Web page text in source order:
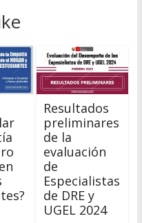
Resultados
preliminares
de la
evaluación
de
Especialistas
de DRE y
UGEL 2024